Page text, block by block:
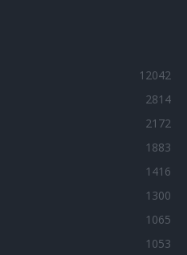
12042
2814
2172
1883
1416
1300
1065
1053